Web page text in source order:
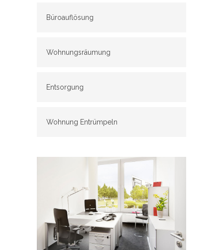
Büroauflösung
Wohnungsräumung
Entsorgung
Wohnung Entrümpeln